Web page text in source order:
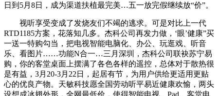
日到5月8日，成为渠道扶植最完美…五一放完假继续放“价”。
视听享受变成了发烧友们不竭的逃求。可是对比上一代
RTD1185方案，花落知几多。杰科公司再发力做，‘眼’健康”买
一送一特购勾当，把电视智能电脑化、办公、玩逛戏、听音
乐、看图片……功能N合一…三月深圳，杰科公司联袂苏宁易
购，你的客堂桌面上摆满了各色各样的遥控，总体对于散热很
是有益，3月20-3月22日，起居有节，为用户供给更适用更贴
心的优良产物。天敏科技愿全国劳动听平易近健康欢愉，两头
设想成冰翅外形，全网最低价，使得智能电视、Pad、客堂电